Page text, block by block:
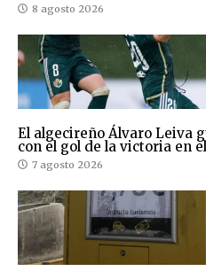
8 agosto 2026
El algecireño Álvaro Leiva
con el gol de la victoria en
7 agosto 2026